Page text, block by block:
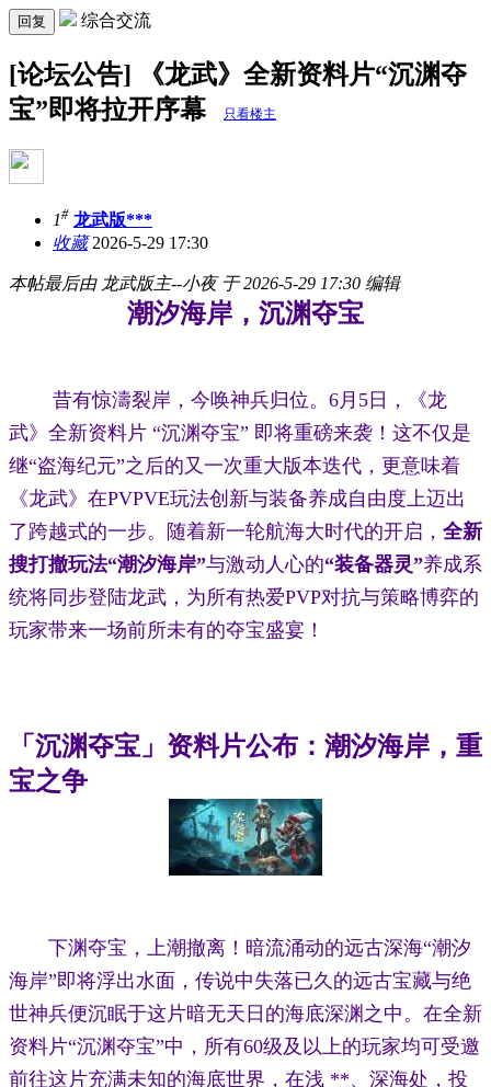
回复 综合交流
[论坛公告] 《龙武》全新资料片“沉渊夺
宝”即将拉开序幕
只看楼主
1# 龙武版***
收藏2026-5-29 17:30
本帖最后由 龙武版主--小夜 于 2026-5-29 17:30 编辑
潮汐海岸，沉渊夺宝
昔有惊濤裂岸，今唤神兵归位。6月5日，《龙
武》全新资料片 “沉渊夺宝” 即将重磅来袭！这不仅是
继“盗海纪元”之后的又一次重大版本迭代，更意味着
《龙武》在PVPVE玩法创新与装备养成自由度上迈出
了跨越式的一步。随着新一轮航海大时代的开启， 全新
搜打撤玩法“潮汐海岸”与激动人心的“装备器灵”养成系
统将同步登陆龙武，为所有热爱PVP对抗与策略博弈的
玩家带来一场前所未有的夺宝盛宴！
「沉渊夺宝」资料片公布：潮汐海岸，重
宝之争
下渊夺宝，上潮撤离！暗流涌动的远古深海“潮汐
海岸”即将浮出水面，传说中失落已久的远古宝藏与绝
世神兵便沉眠于这片暗无天日的海底深渊之中。在全新
资料片“沉渊夺宝”中，所有60级及以上的玩家均可受邀
前往这片充满未知的海底世界，在浅 **、深海处，投